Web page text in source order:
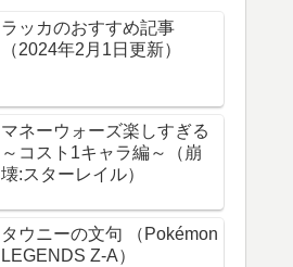
ラッカのおすすめ記事
（2024年2月1日更新）
マネーウォーズ楽しすぎる
～コスト1キャラ編～（崩
壊:スターレイル）
タウニーの文句 （Pokémon
LEGENDS Z-A）